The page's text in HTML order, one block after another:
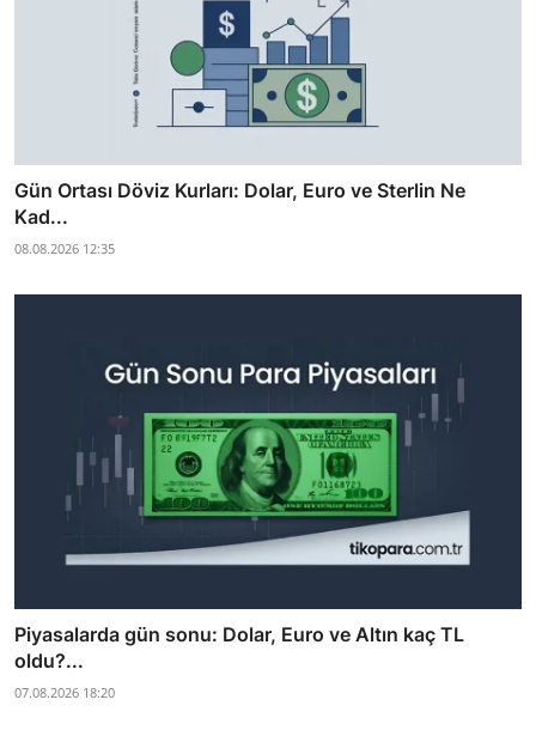
Gün Ortası Döviz Kurları: Dolar, Euro ve Sterlin Ne
Kad...
08.08.2026 12:35
Piyasalarda gün sonu: Dolar, Euro ve Altın kaç TL
oldu?...
07.08.2026 18:20